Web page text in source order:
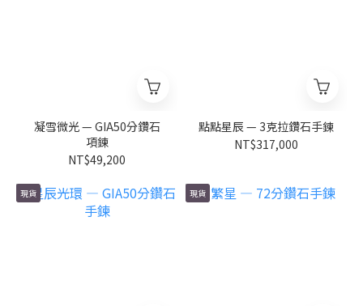
凝雪微光 — GIA50分鑽石
項鍊
NT$49,200
點點星辰 — 3克拉鑽石手鍊
NT$317,000
現貨 現貨